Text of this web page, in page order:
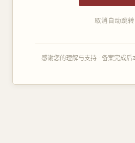
取消自动跳转
感谢您的理解与支持 · 备案完成后